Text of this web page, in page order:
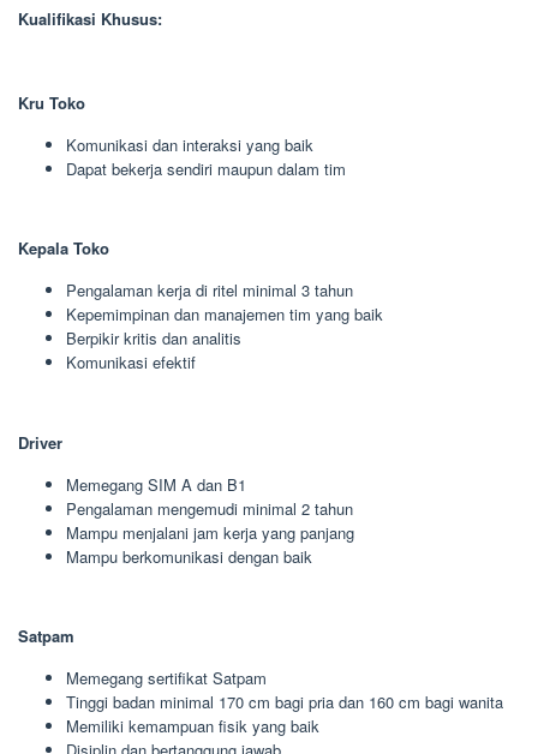
Kualifikasi Khusus:
Kru Toko
Komunikasi dan interaksi yang baik
Dapat bekerja sendiri maupun dalam tim
Kepala Toko
Pengalaman kerja di ritel minimal 3 tahun
Kepemimpinan dan manajemen tim yang baik
Berpikir kritis dan analitis
Komunikasi efektif
Driver
Memegang SIM A dan B1
Pengalaman mengemudi minimal 2 tahun
Mampu menjalani jam kerja yang panjang
Mampu berkomunikasi dengan baik
Satpam
Memegang sertifikat Satpam
Tinggi badan minimal 170 cm bagi pria dan 160 cm bagi wanita
Memiliki kemampuan fisik yang baik